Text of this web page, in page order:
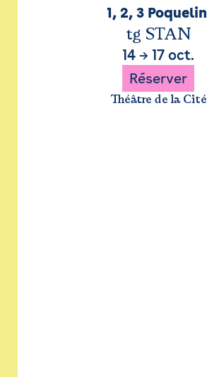
1, 2, 3 Poquelin
tg STAN
14 → 17 oct.
Réserver
Théâtre de la Cité